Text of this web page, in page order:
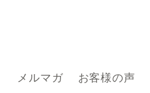
メルマガ お客様の声